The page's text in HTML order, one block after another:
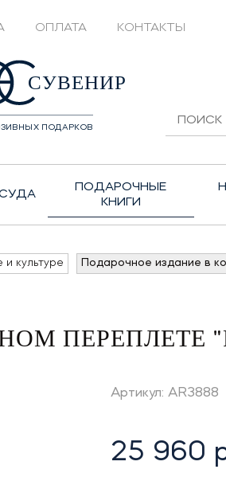
ОПЛАТА КОНТАКТЫ
СУВЕНИР
ПОДАРКОВ
ПОДАРОЧНЫЕ
КНИГИ
культуре Подарочное издание в
ПЕРЕПЛЕТЕ
Артикул: AR3888
25 960